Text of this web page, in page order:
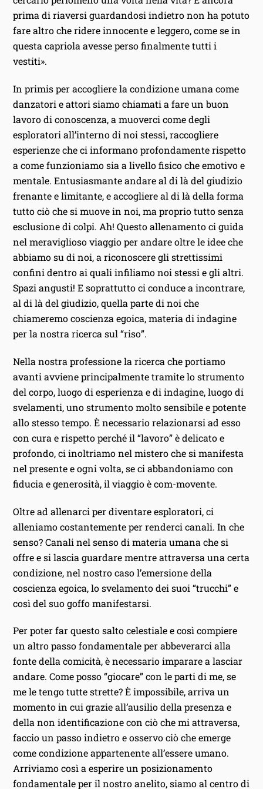
prima di riaversi guardandosi indietro non ha potuto
fare altro che ridere innocente e leggero, come se in
questa capriola avesse perso finalmente tutti i
vestiti».
In primis per accogliere la condizione umana come
danzatori e attori siamo chiamati a fare un buon
lavoro di conoscenza, a muoverci come degli
esploratori all’interno di noi stessi, raccogliere
esperienze che ci informano profondamente rispetto
a come funzioniamo sia a livello fisico che emotivo e
mentale. Entusiasmante andare al di là del giudizio
frenante e limitante, e accogliere al di là della forma
tutto ciò che si muove in noi, ma proprio tutto senza
esclusione di colpi. Ah! Questo allenamento ci guida
nel meraviglioso viaggio per andare oltre le idee che
abbiamo su di noi, a riconoscere gli strettissimi
confini dentro ai quali infiliamo noi stessi e gli altri.
Spazi angusti! E soprattutto ci conduce a incontrare,
al di là del giudizio, quella parte di noi che
chiameremo coscienza egoica, materia di indagine
per la nostra ricerca sul “riso”.
Nella nostra professione la ricerca che portiamo
avanti avviene principalmente tramite lo strumento
del corpo, luogo di esperienza e di indagine, luogo di
svelamenti, uno strumento molto sensibile e potente
allo stesso tempo. È necessario relazionarsi ad esso
con cura e rispetto perché il “lavoro” è delicato e
profondo, ci inoltriamo nel mistero che si manifesta
nel presente e ogni volta, se ci abbandoniamo con
fiducia e generosità, il viaggio è com-movente.
Oltre ad allenarci per diventare esploratori, ci
alleniamo costantemente per renderci canali. In che
senso? Canali nel senso di materia umana che si
offre e si lascia guardare mentre attraversa una certa
condizione, nel nostro caso l’emersione della
coscienza egoica, lo svelamento dei suoi “trucchi” e
così del suo goffo manifestarsi.
Per poter far questo salto celestiale e così compiere
un altro passo fondamentale per abbeverarci alla
fonte della comicità, è necessario imparare a lasciar
andare. Come posso “giocare” con le parti di me, se
me le tengo tutte strette? È impossibile, arriva un
momento in cui grazie all’ausilio della presenza e
della non identificazione con ciò che mi attraversa,
faccio un passo indietro e osservo ciò che emerge
come condizione appartenente all’essere umano.
Arriviamo così a esperire un posizionamento
fondamentale per il nostro anelito, siamo al centro di